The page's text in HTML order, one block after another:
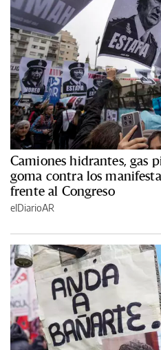
Camiones hidrantes, gas
goma contra los
frente al Congreso
elDiarioAR